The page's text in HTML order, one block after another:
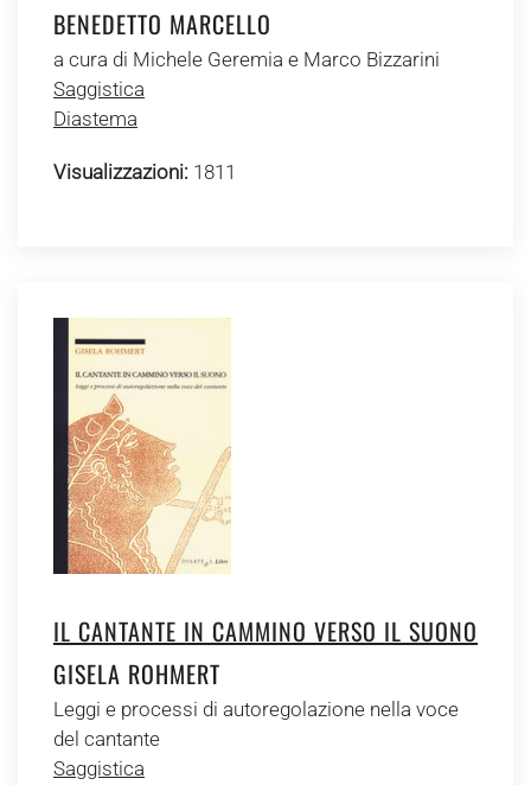
BENEDETTO MARCELLO
a cura di Michele Geremia e Marco Bizzarini
Saggistica
Diastema
Visualizzazioni: 1811
IL CANTANTE IN CAMMINO VERSO IL SUONO
GISELA ROHMERT
Leggi e processi di autoregolazione nella voce
del cantante
Saggistica